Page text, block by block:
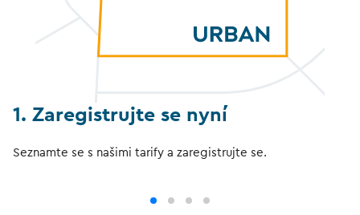
1. Zaregistrujte se nyní
Seznamte se s našimi tarify a zaregistrujte se.